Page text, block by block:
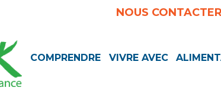
NOUS CONTACTER
COMPRENDRE VIVRE AVEC